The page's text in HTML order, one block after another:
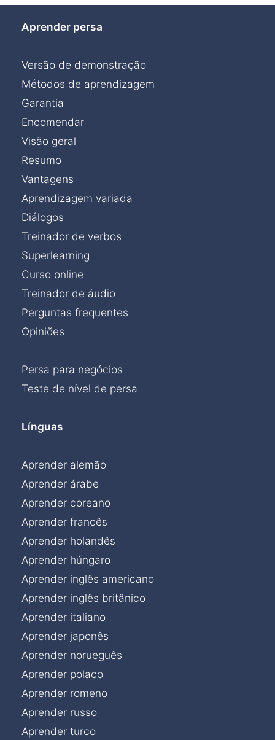
Aprender persa
Versão de demonstração
Métodos de aprendizagem
Garantia
Encomendar
Visão geral
Resumo
Vantagens
Aprendizagem variada
Diálogos
Treinador de verbos
Superlearning
Curso online
Treinador de áudio
Perguntas frequentes
Opiniões
Persa para negócios
Teste de nível de persa
Línguas
Aprender alemão
Aprender árabe
Aprender coreano
Aprender francês
Aprender holandês
Aprender húngaro
Aprender inglês americano
Aprender inglês britânico
Aprender italiano
Aprender japonês
Aprender norueguês
Aprender polaco
Aprender romeno
Aprender russo
Aprender turco